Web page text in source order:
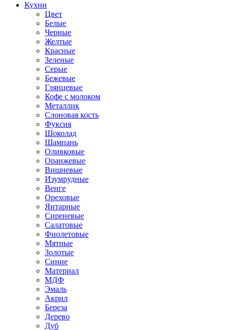
Кухни
Цвет
Белые
Черные
Желтые
Красные
Зеленые
Серые
Бежевые
Глянцевые
Кофе с молоком
Металлик
Слоновая кость
Фуксия
Шоколад
Шампань
Оливковые
Оранжевые
Вишневые
Изумрудные
Венге
Ореховые
Янтарные
Сиреневые
Салатовые
Фиолетовые
Мятные
Золотые
Синие
Материал
МДФ
Эмаль
Акрил
Береза
Дерево
Дуб